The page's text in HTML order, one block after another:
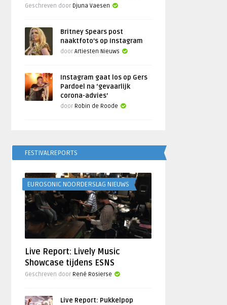
Geschreven door Djuna Vaesen
Britney Spears post
naaktfoto’s op Instagram
doorArtiesten Nieuws
Instagram gaat los op Gers
Pardoel na ‘gevaarlijk
corona-advies’
door Robin de Roode
FESTIVALREPORTS
EUROSONIC NOORDERSLAG NIEUWS
Live Report: Lively Music
Showcase tijdens ESNS
Geschreven door René Rosierse
Live Report: Pukkelpop